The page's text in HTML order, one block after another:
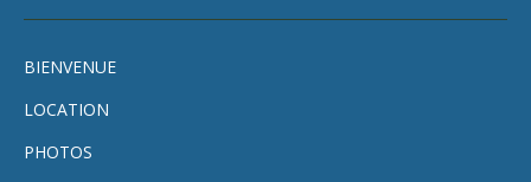
BIENVENUE
LOCATION
PHOTOS